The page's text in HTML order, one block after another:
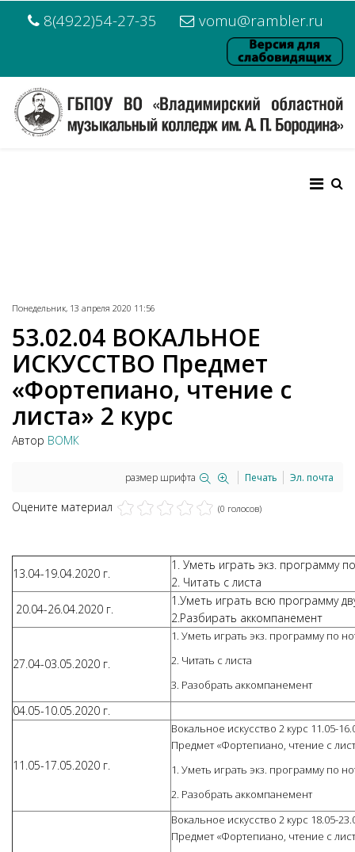
8(4922)54-27-35 vomu@rambler.ru
Понедельник, 13 апреля 2020 11:56
53.02.04 ВОКАЛЬНОЕ
ИСКУССТВО Предмет
«Фортепиано, чтение с
листа» 2 курс
Автор ВОМК
размер шрифта Печать Эл. почта
Оцените материал (0 голосов)
13.04-19.04.2020 г.
1. Уметь играть экз. программу
2. Читать с листа
20.04-26.04.2020 г.
1.Уметь играть всю программу
2.Разбирать аккомпанемент
27.04-03.05.2020 г.
1. Уметь играть экз. программу по
2. Читать с листа
3. Разобрать аккомпанемент
04.05-10.05.2020 г.
11.05-17.05.2020 г.
Вокальное искусство 2 курс 11.05-
Предмет «Фортепиано, чтение с
1. Уметь играть экз. программу по
2. Разобрать аккомпанемент
Вокальное искусство 2 курс 18.05-
Предмет «Фортепиано, чтение с